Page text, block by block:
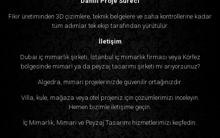
Fikir üretiminden 3D çizimlere, teknik belgelere ve saha kontrollerine kadar
tüm adımlar tek ekip tarafından yürütülür.
İletişim
Dubai iç mimarlık şirketi, İstanbul iç mimarlık firması veya Körfez
bölgesinde mimari ya da peyzaj tasarımı şirketi mi arıyorsunuz?
Algedra, mimari projelerinizde güvenilir ortağınızdır.
Villa, kule, mağaza veya otel projeniz için çözümlerimizi inceleyin.
Hemen bizimle iletişime geçin.
İç Mimarlık, Mimari ve Peyzaj Tasarımı hizmetlerimizi keşfedin.